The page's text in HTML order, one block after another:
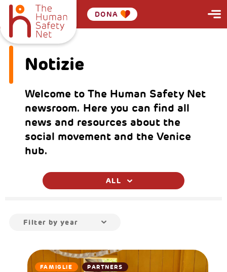
DONA
Notizie
Welcome to The Human Safety Net
newsroom. Here you can find all
news and resources about the
social movement and the Venice
hub.
ALL
Filter by year
FAMIGLIE PARTNERS